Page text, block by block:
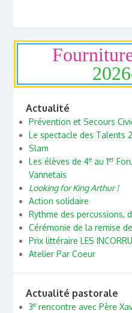
Actualité
Prévention et Secours
Le spectacle des Talents
Slam
Les élèves de 4eau 1er
Vannetais
Looking for King Arthur !
Action solidaire
Rythme des percussions,
Cérémonie de la remise
Prix littéraire LES
Atelier Par Coeur
Actualité pastorale
3erencontre avec Père